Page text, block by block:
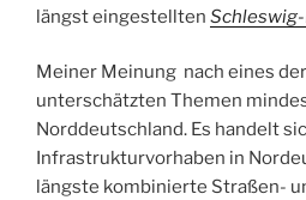
längst eingestellten
Meiner Meinung nach eines
unterschätzten Themen
Norddeutschland. Es handelt
Infrastrukturvorhaben in
längste kombinierte Straßen-